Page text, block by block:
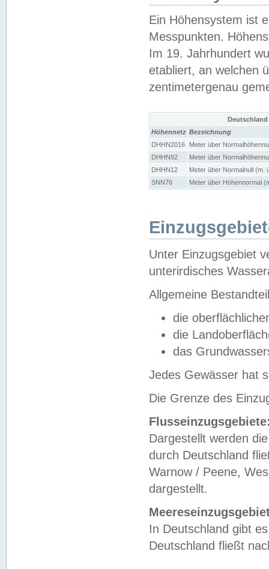
Ein Höhensystem ist
Messpunkten.
Im 19. Jahrhundert
etabliert, an welchen
zentimetergenau
Höhennetz Bezeichnung
DHHN2016
Meter über
DHHN92
Meter über
DHHN12
Meter über Normalnull (m.
SNN76
Meter über Höhennormal
Unter Einzugsgebiet
unterirdisches
Allgemeine
die
die
das
Jedes Gewässer hat
Die Grenze des
Dargestellt werden
durch Deutschland
Warnow / Peene,
dargestellt.
In Deutschland gibt
Deutschland fließt